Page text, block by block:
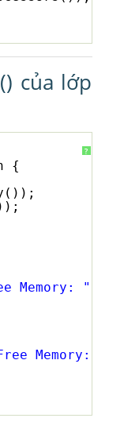
của lớp
?
{
Memory: "
Memory: "